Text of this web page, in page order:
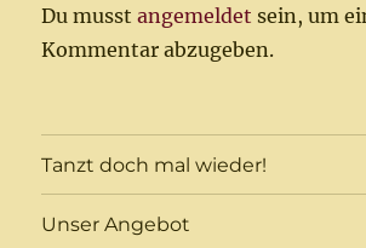
Du musstangemeldet sein, um
Kommentar abzugeben.
Tanzt doch mal wieder!
Unser Angebot